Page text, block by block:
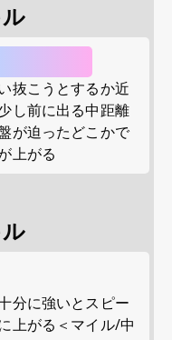
抜こうとするか近
し前に出る中距離
が迫ったどこかで
上がる
分に強いとスピー
上がる＜マイル/中